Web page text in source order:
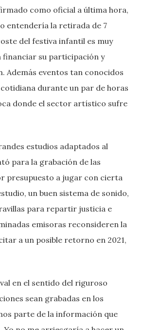
como oficial a última hora,
entendería la retirada de 7
del festiva infantil es muy
financiar su participación y
Además eventos tan conocidos
durante un par de horas
donde el sector artístico sufre
estudios adaptados al
para la grabación de las
presupuesto a jugar con cierta
un buen sistema de sonido,
para repartir justicia e
emisoras reconsideren la
a un posible retorno en 2021,
en el sentido del riguroso
sean grabadas en los
parte de la información que